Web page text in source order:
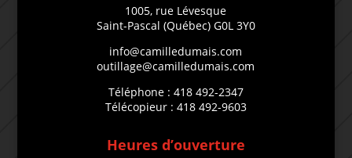
1005, rue Lévesque
Saint-Pascal (Québec) G0L 3Y0
info@camilledumais.com
outillage@camilledumais.com
Téléphone : 418 492-2347
Télécopieur : 418 492-9603
Heures d’ouverture